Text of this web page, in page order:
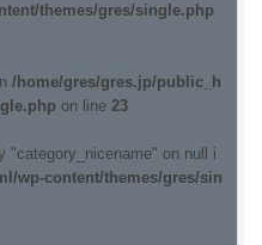
themes/gres/single.php
/home/gres/gres.jp/public_h
on line 23
"category_nicename" on null i
wp-content/themes/gres/sin